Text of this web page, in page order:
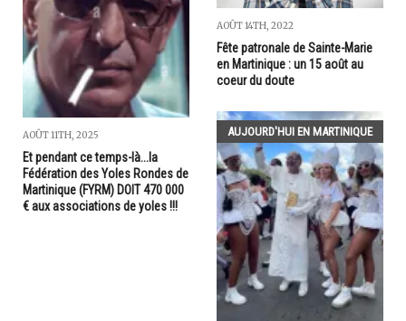
AOÛT 11TH, 2025
Et pendant ce temps-là...la
Fédération des Yoles Rondes de
Martinique (FYRM) DOIT 470 000
€ aux associations de yoles !!!
AOÛT 14TH, 2022
Fête patronale de Sainte-Marie
en Martinique : un 15 août au
coeur du doute
AUJOURD'HUI EN MARTINIQUE